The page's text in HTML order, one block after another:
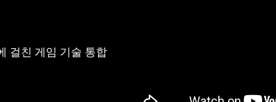
걸친 게임 기술 통합